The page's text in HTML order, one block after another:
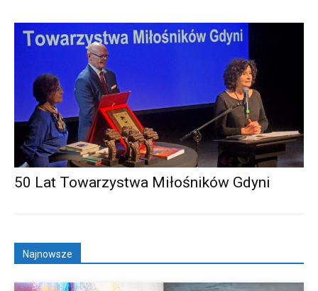
50 Lat Towarzystwa Miłośników Gdyni
Najnowsze